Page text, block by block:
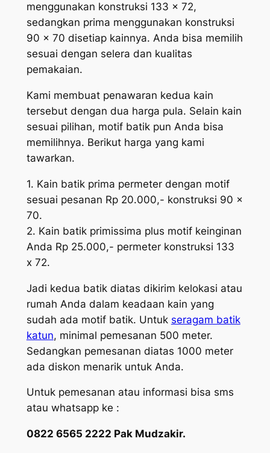
menggunakan konstruksi 133 x 72,
sedangkan prima menggunakan konstruksi
90 x 70 disetiap kainnya. Anda bisa memilih
sesuai dengan selera dan kualitas
pemakaian.
Kami membuat penawaran kedua kain
tersebut dengan dua harga pula. Selain kain
sesuai pilihan, motif batik pun Anda bisa
memilihnya. Berikut harga yang kami
tawarkan.
1. Kain batik prima permeter dengan motif
sesuai pesanan Rp 20.000,- konstruksi 90 x
70.
2. Kain batik primissima plus motif keinginan
Anda Rp 25.000,- permeter konstruksi 133
x 72.
Jadi kedua batik diatas dikirim kelokasi atau
rumah Anda dalam keadaan kain yang
sudah ada motif batik. Untuk seragam batik
katun, minimal pemesanan 500 meter.
Sedangkan pemesanan diatas 1000 meter
ada diskon menarik untuk Anda.
Untuk pemesanan atau informasi bisa sms
atau whatsapp ke :
0822 6565 2222 Pak Mudzakir.